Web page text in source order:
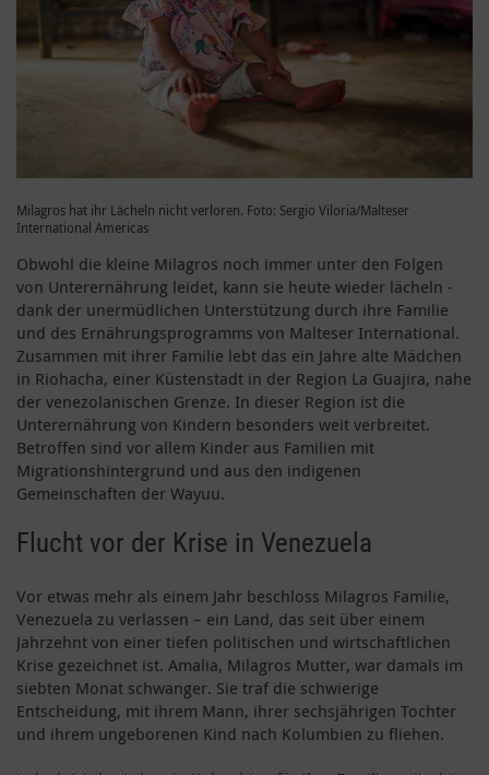
Milagros hat ihr Lächeln nicht verloren. Foto: Sergio Viloria/Malteser
International Americas
Obwohl die kleine Milagros noch immer unter den Folgen
von Unterernährung leidet, kann sie heute wieder lächeln -
dank der unermüdlichen Unterstützung durch ihre Familie
und des Ernährungsprogramms von Malteser International.
Zusammen mit ihrer Familie lebt das ein Jahre alte Mädchen
in Riohacha, einer Küstenstadt in der Region La Guajira, nahe
der venezolanischen Grenze. In dieser Region ist die
Unterernährung von Kindern besonders weit verbreitet.
Betroffen sind vor allem Kinder aus Familien mit
Migrationshintergrund und aus den indigenen
Gemeinschaften der Wayuu.
Flucht vor der Krise in Venezuela
Vor etwas mehr als einem Jahr beschloss Milagros Familie,
Venezuela zu verlassen – ein Land, das seit über einem
Jahrzehnt von einer tiefen politischen und wirtschaftlichen
Krise gezeichnet ist. Amalia, Milagros Mutter, war damals im
siebten Monat schwanger. Sie traf die schwierige
Entscheidung, mit ihrem Mann, ihrer sechsjährigen Tochter
und ihrem ungeborenen Kind nach Kolumbien zu fliehen.